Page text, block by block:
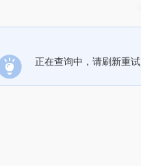
正在查询中，请刷新重试